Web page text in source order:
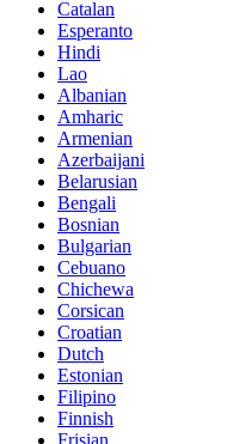
Catalan
Esperanto
Hindi
Lao
Albanian
Amharic
Armenian
Azerbaijani
Belarusian
Bengali
Bosnian
Bulgarian
Cebuano
Chichewa
Corsican
Croatian
Dutch
Estonian
Filipino
Finnish
Frisian